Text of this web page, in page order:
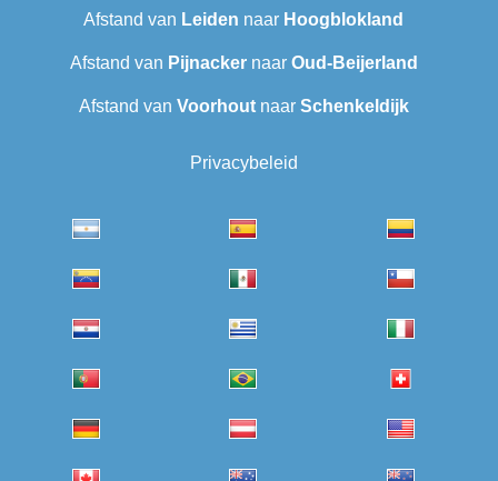
Afstand van Leiden naar Hoogblokland
Afstand van Pijnackernaar Oud-Beijerland
Afstand van Voorhoutnaar Schenkeldijk
Privacybeleid